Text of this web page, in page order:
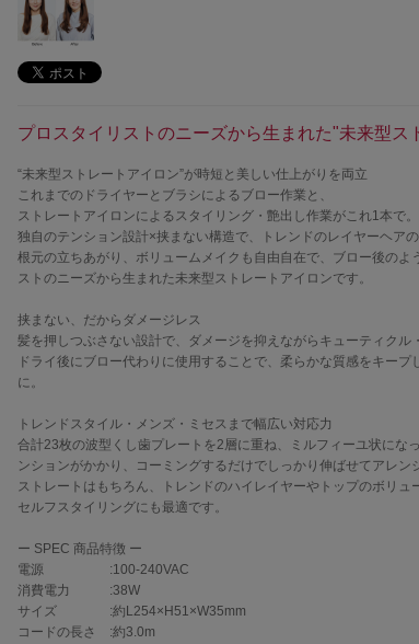
プロスタイリストのニーズから生まれた"未来型ス
“未来型ストレートアイロン”が時短と美しい仕上がりを両立
これまでのドライヤーとブラシによるブロー作業と、
ストレートアイロンによるスタイリング・艶出し作業がこれ1本で。
独自のテンション設計×挟まない構造で、トレンドのレイヤーヘアの
根元の立ちあがり、ボリュームメイクも自由自在で、ブロー後の
ストのニーズから生まれた未来型ストレートアイロンです。
挟まない、だからダメージレス
髪を押しつぶさない設計で、ダメージを抑えながらキューティクル
ドライ後にブロー代わりに使用することで、柔らかな質感をキー
に。
トレンドスタイル・メンズ・ミセスまで幅広い対応力
合計23枚の波型くし歯プレートを2層に重ね、ミルフィーユ状に
ンションがかかり、コーミングするだけでしっかり伸ばせてアレン
ストレートはもちろん、トレンドのハイレイヤーやトップのボリ
セルフスタイリングにも最適です。
ー SPEC 商品特徴 ー
電源 :100-240VAC
消費電力 :38W
サイズ :約L254×H51×W35mm
コードの長さ :約3.0m